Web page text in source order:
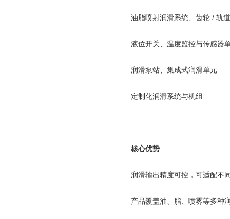
油脂喷射润滑系统、齿轮 / 轨
液位开关、温度监控与传感器
润滑泵站、集成式润滑单元
定制化润滑系统与机组
核心优势
润滑输出精度可控，可适配不
产品覆盖油、脂、喷雾等多种